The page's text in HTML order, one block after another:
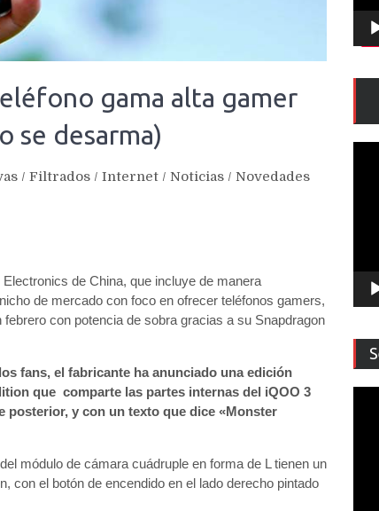
gama alta gamer
se desarma)
/ Filtrados / Internet / Noticias / Novedades
de China, que incluye de manera
de mercado con foco en ofrecer teléfonos gamers,
con potencia de sobra gracias a su Snapdragon
fans, el fabricante ha anunciado una edición
que comparte las partes internas del iQOO 3
posterior, y con un texto que dice «Monster
módulo de cámara cuádruple en forma de L tienen un
con el botón de encendido en el lado derecho pintado